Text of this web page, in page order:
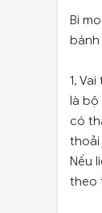
Bi
1,
là bộ
có
thoải
Nếu
theo